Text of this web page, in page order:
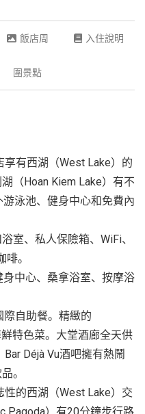
飯店周
圍景點
入住說明
享有西湖（West Lake）的
（Hoan Kiem Lake）有不
泳池、健身中心和免費內
室、私人保險箱、WiFi、
。
中心、桑拿浴室、按摩浴
際自助餐。精緻的
特色菜。大堂酒廊全天供
Déjà Vu酒吧擁有熱鬧
。
性的西湖（West Lake）交
Pagoda）有20分鐘步行路